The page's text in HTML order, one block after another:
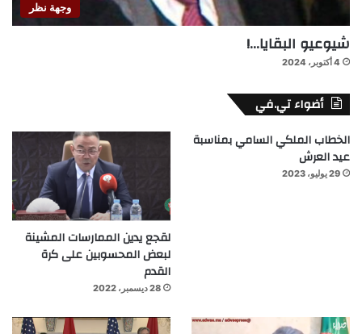
وجهة نظر
شيوعيو البقايا…!
4 أكتوبر، 2024
أضواء تي.في
الخطاب الملكي السامي بمناسبة
عيد العرش
29 يوليو، 2023
لقجع يدين الممارسات المشينة
لبعض المحسوبين على كرة
القدم
28 ديسمبر، 2022